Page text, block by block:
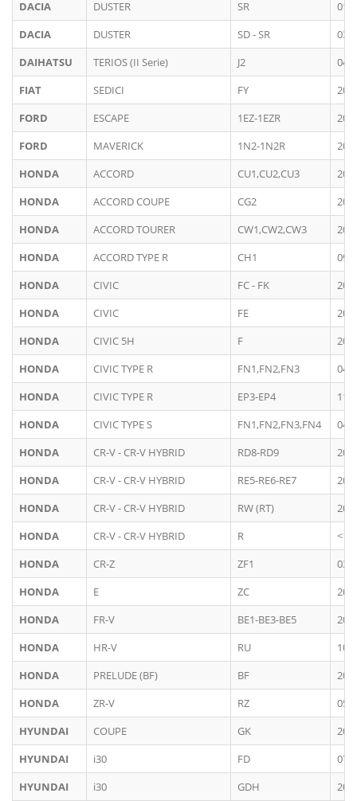
DACIA
DUSTER SR
01/
DACIA
DUSTER SD - SR
03/
DAIHATSU
TERIOS (II Serie) J2
04/
FIAT
SEDICI FY
FORD
ESCAPE 1EZ-1EZR
FORD
MAVERICK 1N2-1N2R
HONDA
ACCORD CU1,CU2,CU3
HONDA
ACCORD COUPE CG2
HONDA
ACCORD TOURER CW1,CW2,CW3
HONDA
ACCORD TYPE R CH1
09/
HONDA
CIVIC FC - FK
HONDA
CIVIC FE
HONDA
CIVIC 5H F
HONDA
CIVIC TYPE R FN1,FN2,FN3
04/
HONDA
CIVIC TYPE R EP3-EP4
11/
HONDA
CIVIC TYPE S FN1,FN2,FN3,FN4
04/
HONDA
CR-V - CR-V HYBRID RD8-RD9
HONDA
CR-V - CR-V HYBRID RE5-RE6-RE7
HONDA
CR-V - CR-V HYBRID RW (RT)
HONDA
CR-V - CR-V HYBRID R
<
HONDA
CR-Z ZF1
03/
HONDA
E ZC
HONDA
FR-V BE1-BE3-BE5
HONDA
HR-V RU
10/
HONDA
PRELUDE (BF) BF
HONDA
ZR-V RZ
05/
HYUNDAI
COUPE GK
HYUNDAI
i30 FD
07/
HYUNDAI
i30 GDH